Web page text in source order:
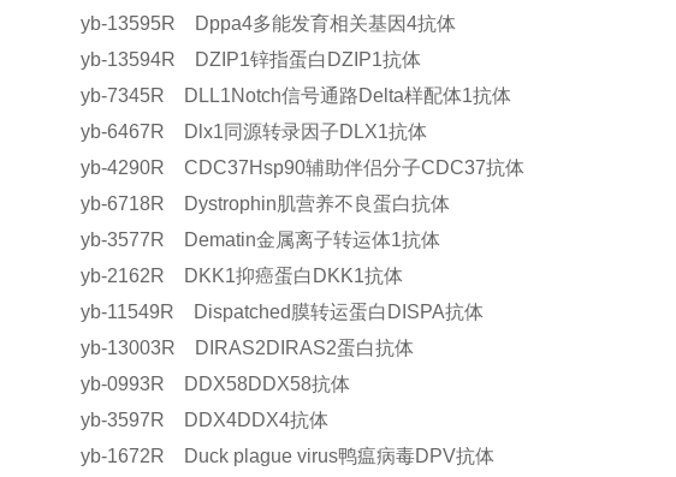
yb-13595R Dppa4多能发育相关基因4抗体
yb-13594R DZIP1锌指蛋白DZIP1抗体
yb-7345R DLL1Notch信号通路Delta样配体1抗体
yb-6467R Dlx1同源转录因子DLX1抗体
yb-4290R CDC37Hsp90辅助伴侣分子CDC37抗体
yb-6718R Dystrophin肌营养不良蛋白抗体
yb-3577R Dematin金属离子转运体1抗体
yb-2162R DKK1抑癌蛋白DKK1抗体
yb-11549R Dispatched膜转运蛋白DISPA抗体
yb-13003R DIRAS2DIRAS2蛋白抗体
yb-0993R DDX58DDX58抗体
yb-3597R DDX4DDX4抗体
yb-1672R Duck plague virus鸭瘟病毒DPV抗体